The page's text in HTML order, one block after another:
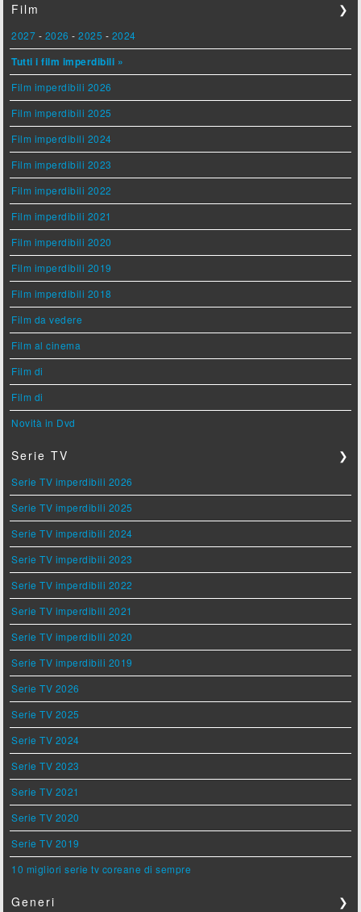
Film ❯
2027 - 2026 -2025 - 2024
Tutti i film imperdibili »
Film imperdibili 2026
Film imperdibili 2025
Film imperdibili 2024
Film imperdibili 2023
Film imperdibili 2022
Film imperdibili 2021
Film imperdibili 2020
Film imperdibili 2019
Film imperdibili 2018
Film da vedere
Film al cinema
Film di
Film di
Novità in Dvd
Serie TV ❯
Serie TV imperdibili 2026
Serie TV imperdibili 2025
Serie TV imperdibili 2024
Serie TV imperdibili 2023
Serie TV imperdibili 2022
Serie TV imperdibili 2021
Serie TV imperdibili 2020
Serie TV imperdibili 2019
Serie TV 2026
Serie TV 2025
Serie TV 2024
Serie TV 2023
Serie TV 2021
Serie TV 2020
Serie TV 2019
10 migliori serie tv coreane di sempre
Generi ❯